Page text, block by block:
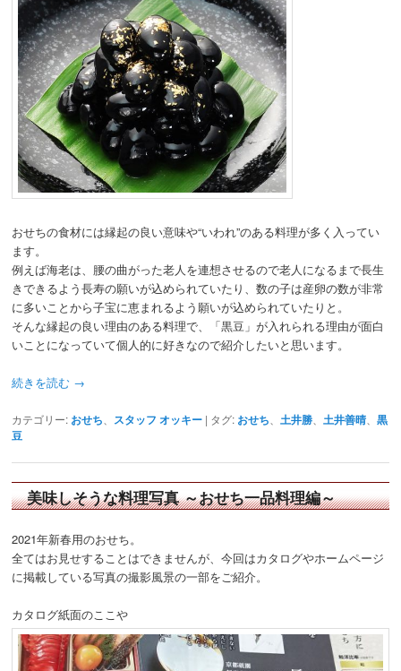
おせちの食材には縁起の良い意味や“いわれ”のある料理が多く入ってい
ます。
例えば海老は、腰の曲がった老人を連想させるので老人になるまで長生
きできるよう長寿の願いが込められていたり、数の子は産卵の数が非常
に多いことから子宝に恵まれるよう願いが込められていたりと。
そんな縁起の良い理由のある料理で、「黒豆」が入れられる理由が面白
いことになっていて個人的に好きなので紹介したいと思います。
続きを読む →
カテゴリー: おせち スタッフ オッキー | タグ: おせち 土井勝 土井善晴 、黒
豆
美味しそうな料理写真 ～おせち一品料理編～
2021年新春用のおせち。
全てはお見せすることはできませんが、今回はカタログやホームページ
に掲載している写真の撮影風景の一部をご紹介。
カタログ紙面のここや